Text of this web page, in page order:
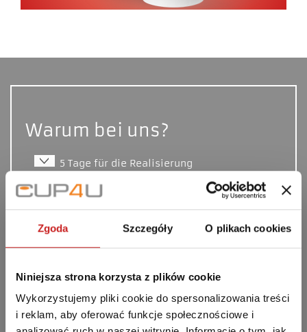
Zgoda Szczegóły O plikach cookies
Niniejsza strona korzysta z plików cookie
Wykorzystujemy pliki cookie do spersonalizowania treści
i reklam, aby oferować funkcje społecznościowe i
Warum bei uns?
5 Tage für die Realisierung
Fachmännische Beratung
Perfekte Farbwiedergabe
Mengenrabatte